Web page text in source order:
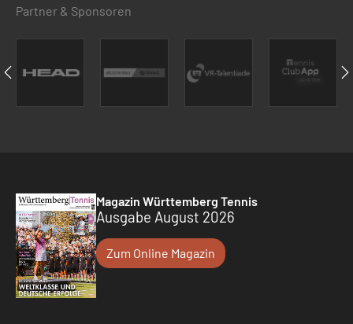
Partner & Sponsoren
Magazin Württemberg Tennis
Ausgabe August 2026
Zum Online Magazin